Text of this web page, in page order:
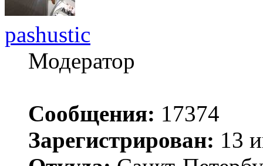
pashustic
Модератор
Сообщения: 17374
Зарегистрирован: 13